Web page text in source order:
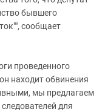
бывшего
сообщает
проведенного
находит обвинения
мы предлагаем
для